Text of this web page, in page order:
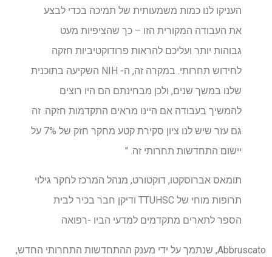
העניקו לנו כמות משמעותית של תמיכה בכדי לבצע
את העבודה המקורית הזו – כך שהציפיות מעט
גבוהות יותר ועליכם להראות פרודוקטיביות חזקה
לחידוש תחרותי. במקרה זה, ה- NIH השקיעה בתוכנית
שלנו במשך שנים, ולכן מבחינתם הם היו רוצים
להמשיך בעבודה אם היינו מראים התקדמות חזקה. זה
גם עזר שיש לנו ציון סקירת קטע מחקר חזק של 7% על
יישום התחדשות תחרותי זה. "
תומאס אברוסקטו, דוקטורט, מנהל המרכז לחקר גילוי
תרופות מוחי של TTUHSC ודיקן חבר בכיר לבית
הספר לתארים מתקדמים למדעי הביו -רפואה
Abbruscato, שנתמך על ידי מענק ההתחדשות התחרותי החדש,